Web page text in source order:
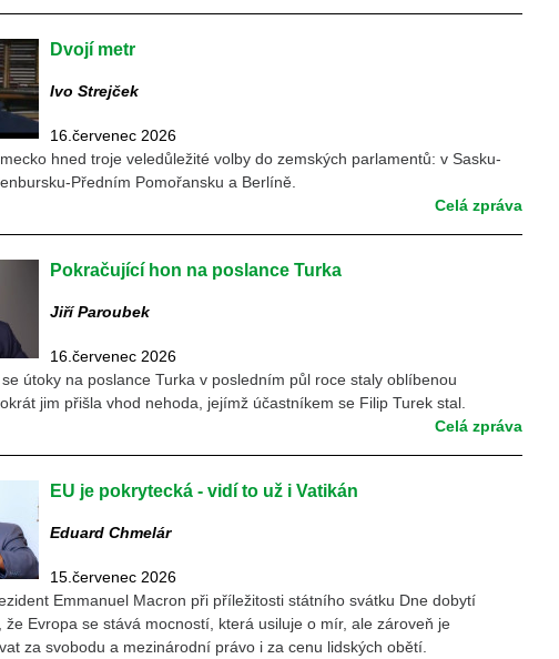
Dvojí metr
Ivo Strejček
16.červenec 2026
hned troje veledůležité volby do zemských parlamentů: v Sasku-
Předním Pomořansku a Berlíně.
Celá zpráva
Pokračující hon na poslance Turka
Jiří Paroubek
16.červenec 2026
útoky na poslance Turka v posledním půl roce staly oblíbenou
jim přišla vhod nehoda, jejímž účastníkem se Filip Turek stal.
Celá zpráva
EU je pokrytecká - vidí to už i Vatikán
Eduard Chmelár
15.červenec 2026
Emmanuel Macron při příležitosti státního svátku Dne dobytí
že Evropa se stává mocností, která usiluje o mír, ale zároveň je
za svobodu a mezinárodní právo i za cenu lidských obětí.